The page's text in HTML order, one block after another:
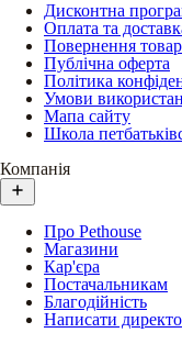
Дисконтна
Оплата та
Повернення
Публічна оферта
Політика
Умови
Мапа сайту
Школа
Компанія
Про Pethouse
Магазини
Кар'єра
Постачальникам
Благодійність
Написати